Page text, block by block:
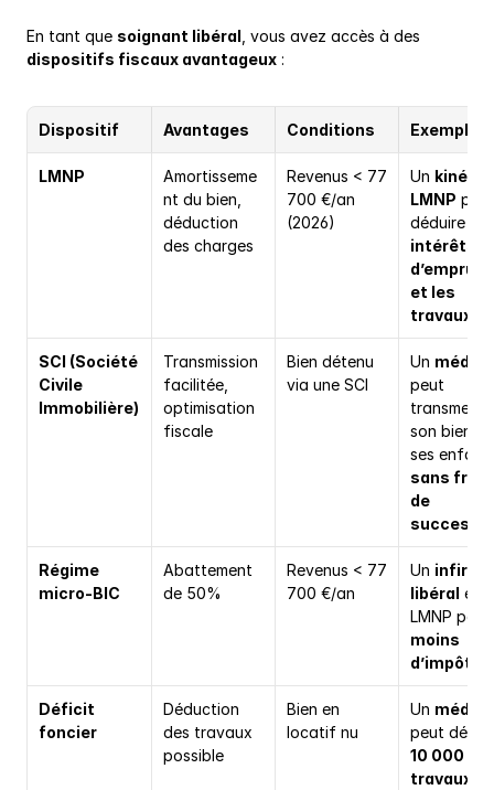
En tant que soignant libéral
dispositifs fiscaux avantageux :
Dispositif Avantages Conditions Exemple
LMNP
Amortisseme
nt du bien,
déduction
des charges
Revenus < 77
700 €/an
(2026)
Un kiné en
LMNP peut
déduire
intérêts
d’emprunt
et les
travaux
SCI (Société
Civile
Immobilière)
Transmission
facilitée,
optimisation
fiscale
Bien détenu
via une SCI
Un
peut
son bien à
sans frais
de
Régime
micro-BIC
Abattement
de 50%
Revenus < 77
700 €/an
Un
libéral en
moins
d’impôts
Déficit
foncier
Déduction
des travaux
possible
Bien en
locatif nu
Un
10 000 €
travaux